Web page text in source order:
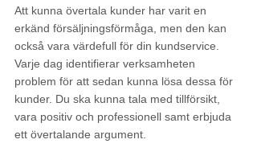
Att kunna övertala kunder har varit en
erkänd försäljningsförmåga, men den kan
också vara värdefull för din kundservice.
Varje dag identifierar verksamheten
problem för att sedan kunna lösa dessa för
kunder. Du ska kunna tala med tillförsikt,
vara positiv och professionell samt erbjuda
ett övertalande argument.